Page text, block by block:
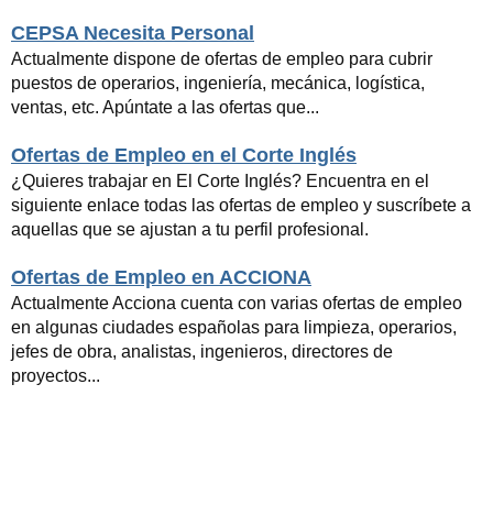
CEPSA Necesita Personal
Actualmente dispone de ofertas de empleo para cubrir
puestos de operarios, ingeniería, mecánica, logística,
ventas, etc. Apúntate a las ofertas que...
Ofertas de Empleo en el Corte Inglés
¿Quieres trabajar en El Corte Inglés? Encuentra en el
siguiente enlace todas las ofertas de empleo y suscríbete a
aquellas que se ajustan a tu perfil profesional.
Ofertas de Empleo en ACCIONA
Actualmente Acciona cuenta con varias ofertas de empleo
en algunas ciudades españolas para limpieza, operarios,
jefes de obra, analistas, ingenieros, directores de
proyectos...